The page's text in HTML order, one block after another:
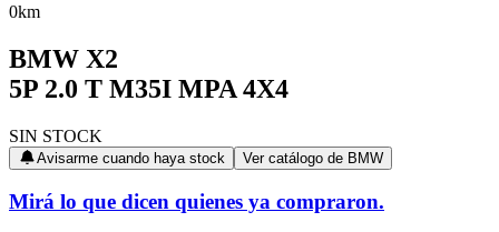
0km
BMW X2
5P 2.0 T M35I MPA 4X4
SIN STOCK
Avisarme cuando haya stock Ver catálogo de BMW
Mirá lo que dicen quienes ya compraron.